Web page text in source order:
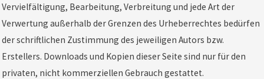
Vervielfältigung, Bearbeitung, Verbreitung und jede Art der
Verwertung außerhalb der Grenzen des Urheberrechtes bedürfen
der schriftlichen Zustimmung des jeweiligen Autors bzw.
Erstellers. Downloads und Kopien dieser Seite sind nur für den
privaten, nicht kommerziellen Gebrauch gestattet.